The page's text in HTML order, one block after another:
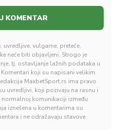
vulgarne, preteće,
neće biti objavljeni. Strogo je
tj. ostavljanje lažnih podataka u
koji su napisani velikim
MaxbetSport.rs ima pravo
uvredljivi, koji pozivaju na rasnu i
komunikaciji između
iznešena u komentarima su
i ne odražavaju stavove